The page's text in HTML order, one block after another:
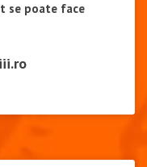
se poate face